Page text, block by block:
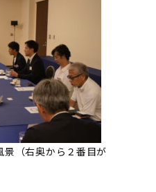
（右奥から２番目が